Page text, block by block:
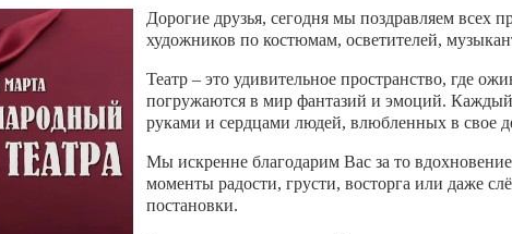
Дорогие друзья, сегодня мы поздравляем всех
художников по костюмам, осветителей,
Театр – это удивительное пространство, где
погружаются в мир фантазий и эмоций. Каждый
руками и сердцами людей, влюбленных в свое
Мы искренне благодарим Вас за то
моменты радости, грусти, восторга или даже
постановки.